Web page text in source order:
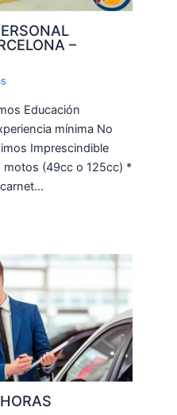
–
Educación
mínima No
Imprescindible
motos (49cc o 125cc) *